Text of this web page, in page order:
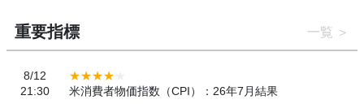
重要指標 一覧
8/12
21:30
米消費者物価指数（CPI）：26年7月結果